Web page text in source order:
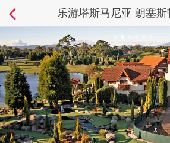
乐游塔斯马尼亚 朗塞斯